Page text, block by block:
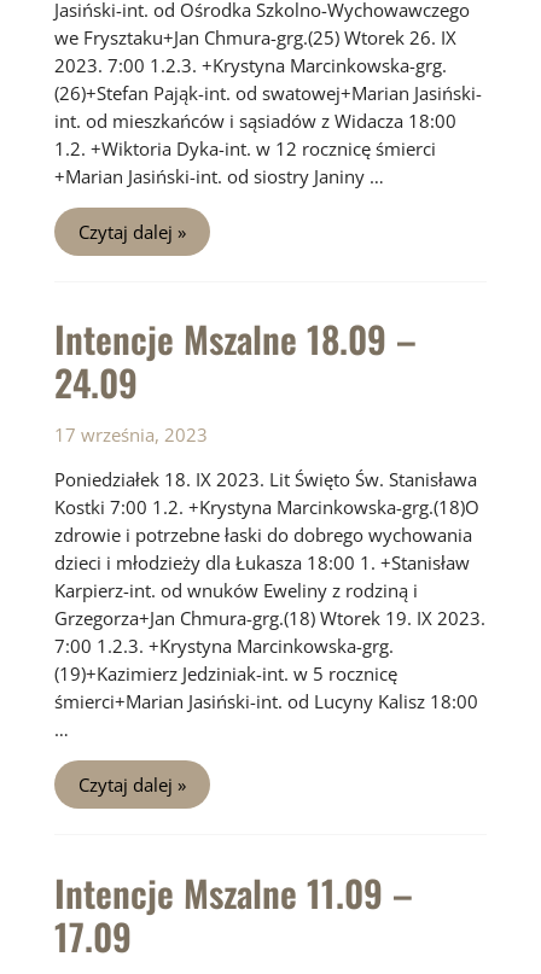
Jasiński-int. od Ośrodka Szkolno-Wychowawczego
we Frysztaku+Jan Chmura-grg.(25) Wtorek 26. IX
2023. 7:00 1.2.3. +Krystyna Marcinkowska-grg.
(26)+Stefan Pająk-int. od swatowej+Marian Jasiński-
int. od mieszkańców i sąsiadów z Widacza 18:00
1.2. +Wiktoria Dyka-int. w 12 rocznicę śmierci
+Marian Jasiński-int. od siostry Janiny …
Intencje
Mszalne
25.09
Czytaj dalej »
Intencje Mszalne 18.09 –
24.09
17 września, 2023
Poniedziałek 18. IX 2023. Lit Święto Św. Stanisława
Kostki 7:00 1.2. +Krystyna Marcinkowska-grg.(18)O
zdrowie i potrzebne łaski do dobrego wychowania
dzieci i młodzieży dla Łukasza 18:00 1. +Stanisław
Karpierz-int. od wnuków Eweliny z rodziną i
Grzegorza+Jan Chmura-grg.(18) Wtorek 19. IX 2023.
7:00 1.2.3. +Krystyna Marcinkowska-grg.
(19)+Kazimierz Jedziniak-int. w 5 rocznicę
śmierci+Marian Jasiński-int. od Lucyny Kalisz 18:00
…
Intencje
Mszalne
18.09
Czytaj dalej »
Intencje Mszalne 11.09 –
17.09